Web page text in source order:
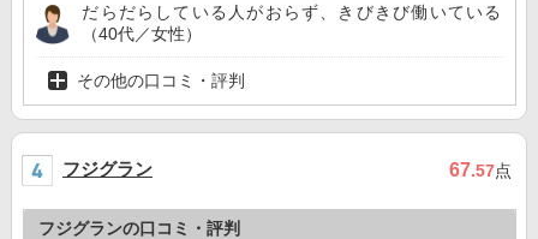
だらだらしている人がおらず、きびきび働いている
（40代／女性）
その他の口コミ・評判
フジグラン 67.57点
フジグランの口コミ・評判